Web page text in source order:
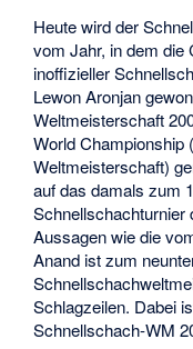
Heute wird der
vom Jahr, in dem die
inoffizieller
Lewon Aronjan
Weltmeisterschaft
World Championship
Weltmeisterschaft)
auf das damals zum
Schnellschachturnier
Aussagen wie die
Anand ist zum
Schlagzeilen. Dabei
Schnellschach-WM